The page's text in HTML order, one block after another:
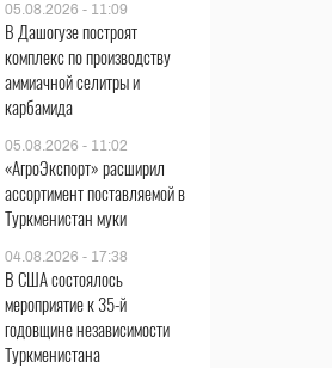
05.08.2026 - 11:09
В Дашогузе построят
комплекс по производству
аммиачной селитры и
карбамида
05.08.2026 - 11:02
«АгроЭкспорт» расширил
ассортимент поставляемой в
Туркменистан муки
04.08.2026 - 17:38
В США состоялось
мероприятие к 35-й
годовщине независимости
Туркменистана